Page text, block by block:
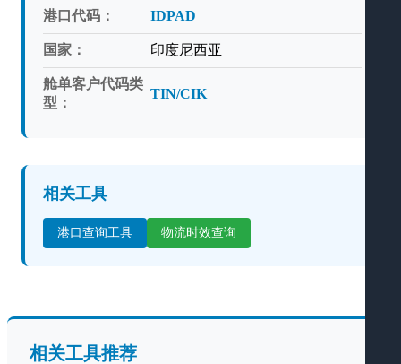
港口代码： IDPAD
国家： 印度尼西亚
舱单客户代码类
型：
TIN/CIK
相关工具
港口查询工具 物流时效查询
相关工具推荐